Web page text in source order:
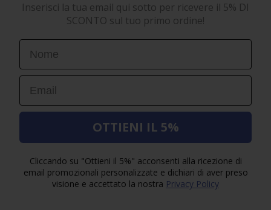
Inserisci la tua email qui sotto per ricevere il 5% DI
SCONTO sul tuo primo ordine!
First Name
Email
OTTIENI IL 5%
Cliccando su "Ottieni il 5%" acconsenti alla ricezione di
email promozionali personalizzate e dichiari di aver preso
visione e accettato la nostra Privacy Policy